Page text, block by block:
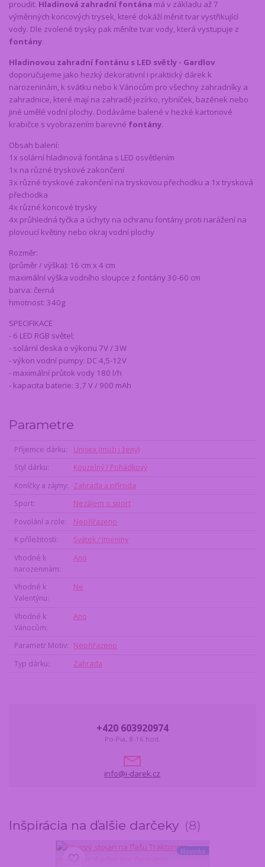
proudit. Hladinová zahradní fontána má v základu až 7
výměnných koncových trysek, které dokáží měnit tvar vystřikující
vody. Dle zvolené trysky pak měníte tvar vody, která vystupuje z
fontány.
Hladinovou zahradní fontánu s LED světly - Gardlov
doporučujeme jako hezký dekorativní i praktický dárek k
narozeninám, k svátku nebo k Vánocům pro všechny zahradníky a
zahradnice, které mají na zahradě jezírko, rybníček, bazének nebo
jiné umělé vodní plochy. Dodáváme balené v hezké kartonové
krabičce s vyobrazením barevné fontány.
Obsah balení:
1x solární hladinová fontána s LED osvětlením
1x na různé tryskové zakončení
3x různé tryskové zakončení na tryskovou přechodku a 1x trysková
přechodka
4x různé koncové trysky
4x průhledná tyčka a úchyty na ochranu fontány proti narážení na
plovoucí květiny nebo okraj vodní plochy
Rozměr:
(průměr / výška): 16 cm x 4 cm
maximální výška vodního sloupce z fontány 30-60 cm
barva: černá
hmotnost: 340g
SPECIFIKACE
- 6 LED RGB světel;
- solární deska o výkonu 7V / 3W
- výkon vodní pumpy: DC 4,5-12V
- maximální průtok vody 180 l/h
- kapacita baterie: 3,7 V / 900 mAh
Parametre
Příjemce dárku
Unisex (muži i ženy)
Styl dárku
Kouzelný / Pohádkový
Koníčky a zájmy
Zahrada a příroda
Sport
Nezájem o sport
Povolání a role
Nepřířazeno
K příležitosti
Svátek / Jmeniny
Vhodné k
narozeninám
Ano
Vhodné k
Valentýnu
Ne
Vhodné k
Vánocům
Ano
Parametr Motiv
Nepřiřazeno
Typ dárku
Zahrada
+420 603920974
Po-Pia, 8-16 hod.
info@i-darek.cz
Inšpirácia na ďalšie darčeky 8
Novinka